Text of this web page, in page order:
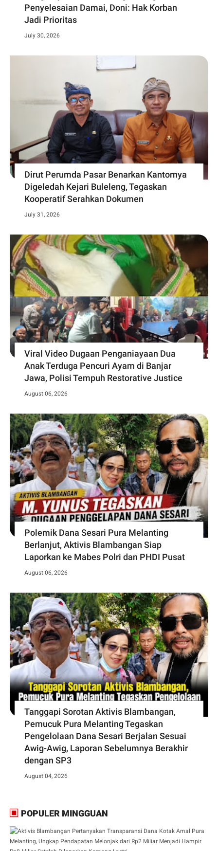
Penyelesaian Damai, Doni: Hak Korban
Jadi Prioritas
July 30, 2026
Dirut Perumda Pasar Benarkan Kantornya
Digeledah Kejari Buleleng, Tegaskan
Kooperatif Serahkan Dokumen
July 31, 2026
Viral Video Dugaan Penganiayaan Dua
Anak Terduga Pencuri Ayam di Banjar
Jawa, Polisi Tempuh Restorative Justice
August 06, 2026
Polemik Dana Sesari Pura Melanting
Berlanjut, Aktivis Blambangan Siap
Laporkan ke Mabes Polri dan PHDI Pusat
August 06, 2026
Tanggapi Sorotan Aktivis Blambangan,
Pemucuk Pura Melanting Tegaskan
Pengelolaan Dana Sesari Berjalan Sesuai
Awig-Awig, Laporan Sebelumnya Berakhir
dengan SP3
August 04, 2026
POPULER MINGGUAN